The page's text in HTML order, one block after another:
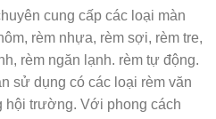
cung cấp các loại màn
rèm nhựa, rèm sợi, rèm tre,
rèm ngăn lạnh. rèm tự động.
sử dụng có các loại rèm văn
hội trường. Với phong cách